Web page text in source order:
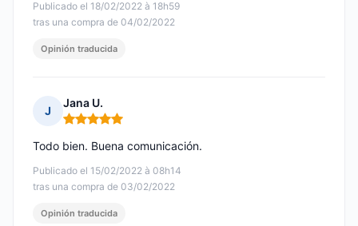
Publicado el 18/02/2022 à 18h59
tras una compra de 04/02/2022
Opinión traducida
J
Jana U.
Nota: 5 de 5
Publicado el 15/02/2022 à 08h14
tras una compra de 03/02/2022
Todo bien. Buena comunicación.
Opinión traducida